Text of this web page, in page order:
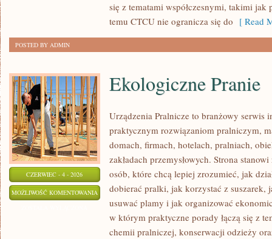
się z tematami współczesnymi, takimi
temu CTCU nie ogranicza się do [ Read
POSTED BY ADMIN
CZERWIEC - 4 - 2026
MOŻLIWOŚĆ KOMENTOWANIA EKOLOGICZNE
PRANIE
Ekologiczne Pranie
Urządzenia Pralnicze to branżowy serwis
praktycznym rozwiązaniom pralniczym,
domach, firmach, hotelach, pralniach,
zakładach przemysłowych. Strona
osób, które chcą lepiej zrozumieć, jak
dobierać pralki, jak korzystać z suszarek,
usuwać plamy i jak organizować
w którym praktyczne porady łączą się z
chemii pralniczej, konserwacji odzieży